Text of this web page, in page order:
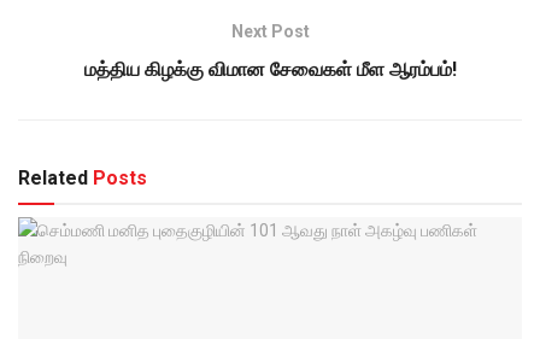
Next Post
மத்திய கிழக்கு விமான சேவைகள் மீள ஆரம்பம்!
Related Posts